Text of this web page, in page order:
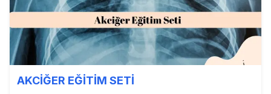
AKCİĞER EĞİTİM SETİ